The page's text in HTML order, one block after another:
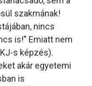
szakmának!
nincs
is!" Emiatt nem
s képzés).
akár egyetemi
is